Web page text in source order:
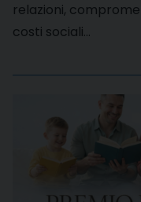
relazioni,
costi sociali…